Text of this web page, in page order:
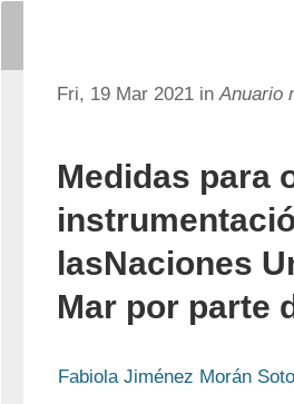
Fri, 19 Mar 2021 inAnuario
Medidas para
lasNaciones
Mar por parte
Fabiola Jiménez Morán